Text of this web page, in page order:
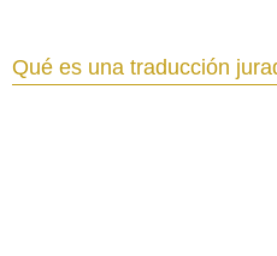
Qué es una traducción